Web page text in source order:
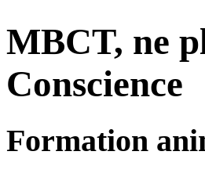
MBCT, ne
Conscience
Formation